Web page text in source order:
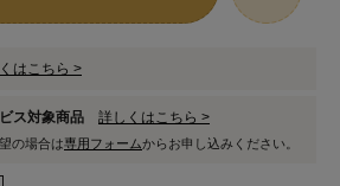
はこちら >
ス対象商品 詳しくはこちら >
の場合は専用フォームからお申し込みください。